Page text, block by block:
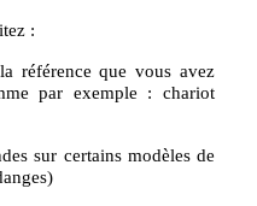
:
que vous avez
par exemple : chariot
certains modèles de